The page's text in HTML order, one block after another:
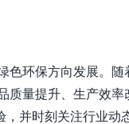
环保方向发展。随
量提升、生产效
并时刻关注行业